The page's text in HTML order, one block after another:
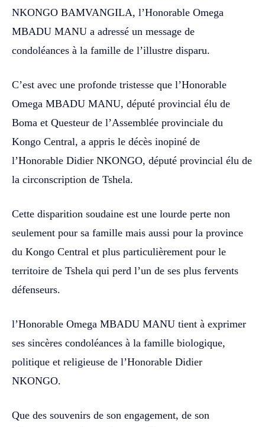
NKONGO BAMVANGILA, l’Honorable Omega
MBADU MANU a adressé un message de
condoléances à la famille de l’illustre disparu.
C’est avec une profonde tristesse que l’Honorable
Omega MBADU MANU, député provincial élu de
Boma et Questeur de l’Assemblée provinciale du
Kongo Central, a appris le décès inopiné de
l’Honorable Didier NKONGO, député provincial élu de
la circonscription de Tshela.
Cette disparition soudaine est une lourde perte non
seulement pour sa famille mais aussi pour la province
du Kongo Central et plus particulièrement pour le
territoire de Tshela qui perd l’un de ses plus fervents
défenseurs.
l’Honorable Omega MBADU MANU tient à exprimer
ses sincères condoléances à la famille biologique,
politique et religieuse de l’Honorable Didier
NKONGO.
Que des souvenirs de son engagement, de son